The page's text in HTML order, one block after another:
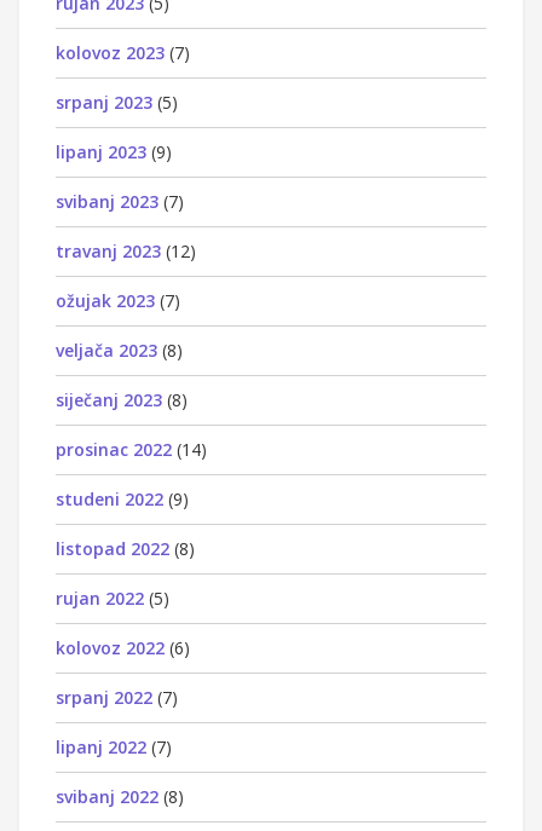
kolovoz 2023 (7)
srpanj 2023 (5)
lipanj 2023 (9)
svibanj 2023 (7)
travanj 2023 (12)
ožujak 2023 (7)
veljača 2023 (8)
siječanj 2023 (8)
prosinac 2022 (14)
studeni 2022 (9)
listopad 2022 (8)
rujan 2022 (5)
kolovoz 2022 (6)
srpanj 2022 (7)
lipanj 2022 (7)
svibanj 2022 (8)